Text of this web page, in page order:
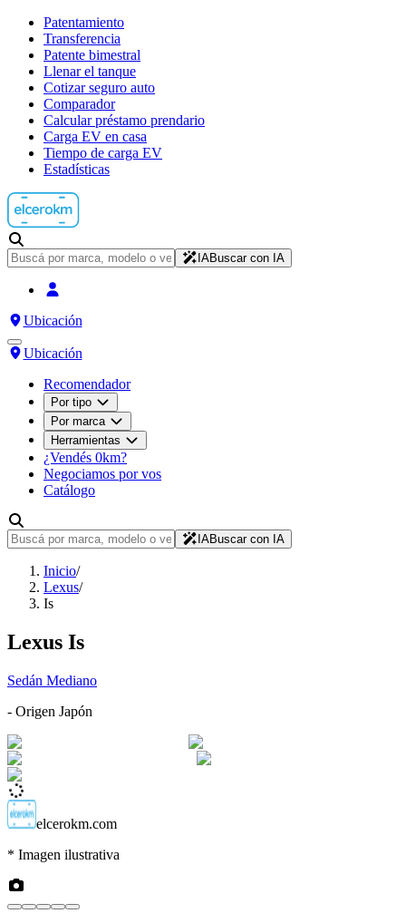
Patentamiento
Transferencia
Patente bimestral
Llenar el tanque
Cotizar seguro auto
Comparador
Calcular préstamo prendario
Carga EV en casa
Tiempo de carga EV
Estadísticas
IABuscar con IA
Ubicación
Ubicación
Recomendador
Por tipo
Por marca
Herramientas
¿Vendés 0km?
Negociamos por vos
Catálogo
IABuscar con IA
Inicio/
Lexus/
Is
Lexus Is
Sedán Mediano
- Origen Japón
elcerokm.com
* Imagen ilustrativa